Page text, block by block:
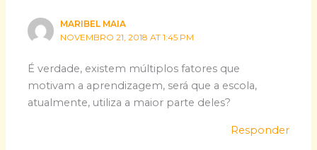
MARIBEL MAIA
NOVEMBRO 21, 2018 AT 1:45 PM
É verdade, existem múltiplos fatores que
motivam a aprendizagem, será que a escola,
atualmente, utiliza a maior parte deles?
Responder